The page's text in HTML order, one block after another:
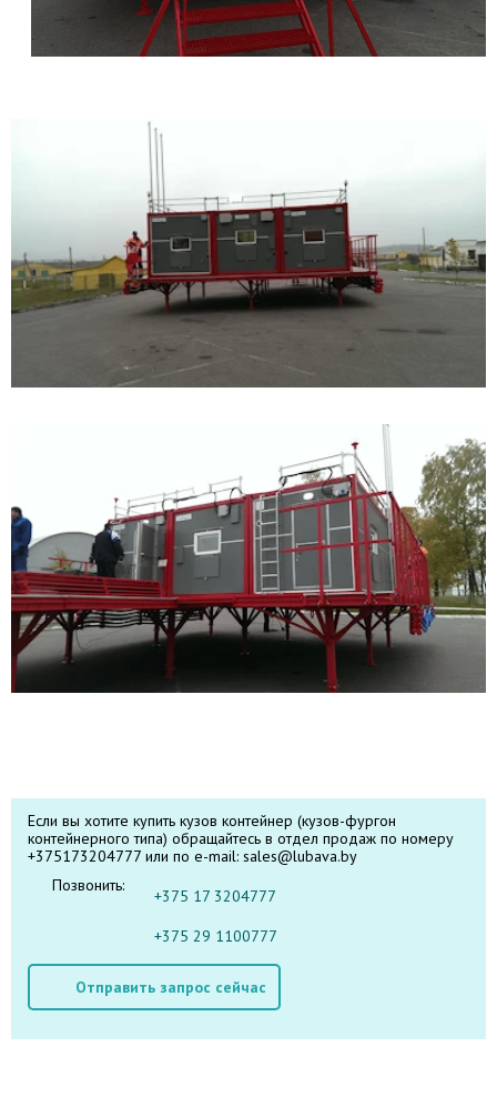
Если вы хотите купить кузов контейнер (кузов-фургон
контейнерного типа) обращайтесь в отдел продаж по номеру
+375173204777 или по e-mail: sales@lubava.by
Позвонить:
+375 17 3204777
+375 29 1100777
Отправить запрос сейчас